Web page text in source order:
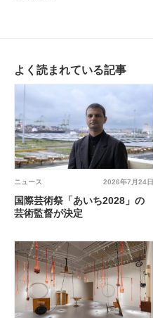
よく読まれている記事
2026年7月24日
ニュース
国際芸術祭「あいち2028」の
芸術監督が決定